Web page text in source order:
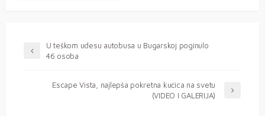
U teškom udesu autobusa u Bugarskoj poginulo
46 osoba
Escape Vista, najlepša pokretna kućica na svetu
(VIDEO I GALERIJA)